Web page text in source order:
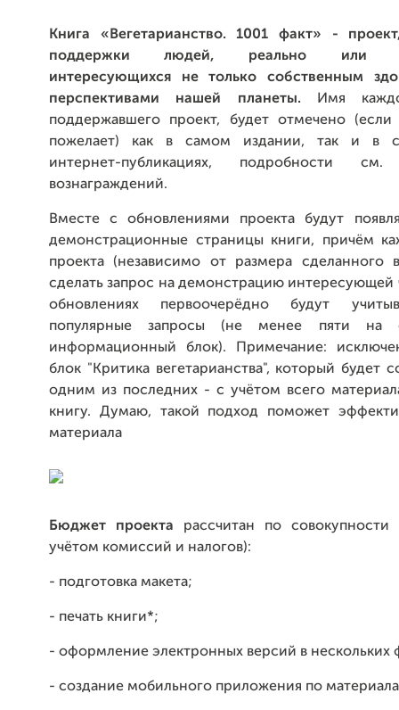
Книга «Вегетарианство. 1001 факт» -
поддержки людей, реально или
интересующихся не только собственным
перспективами нашей планеты. Имя
поддержавшего проект, будет отмечено
пожелает) как в самом издании, так и в
интернет-публикациях, подробности
вознаграждений.
Вместе с обновлениями проекта будут
демонстрационные страницы книги, причём
проекта (независимо от размера сделанного
сделать запрос на демонстрацию интересующей
обновлениях первоочерёдно будут
популярные запросы (не менее пяти на
информационный блок). Примечание:
блок "Критика вегетарианства", который будет
одним из последних - с учётом всего
книгу. Думаю, такой подход поможет
материала
Бюджет проекта рассчитан по совокупности
учётом комиссий и налогов):
- подготовка макета;
- печать книги*;
- оформление электронных версий в нескольких
- создание мобильного приложения по